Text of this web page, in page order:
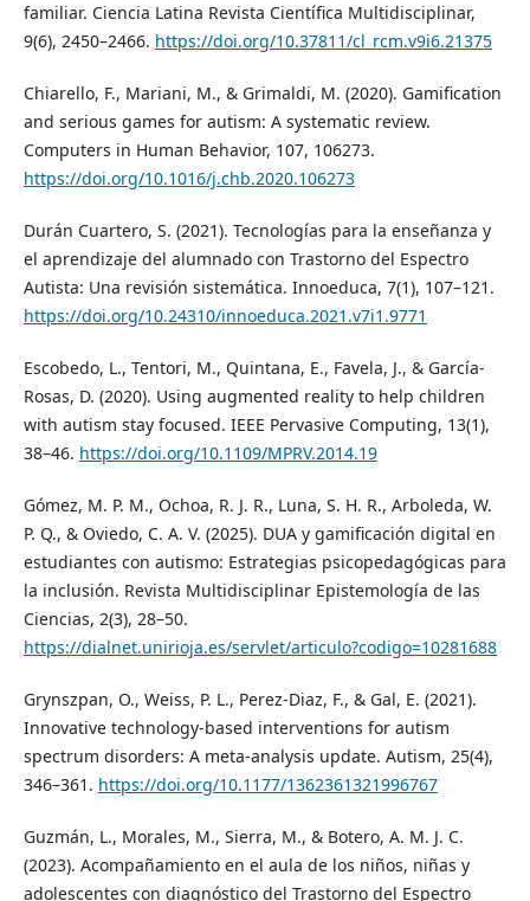
familiar. Ciencia Latina Revista Científica Multidisciplinar,
9(6), 2450–2466. https://doi.org/10.37811/cl_rcm.v9i6.21375
Chiarello, F., Mariani, M., & Grimaldi, M. (2020). Gamification
and serious games for autism: A systematic review.
Computers in Human Behavior, 107, 106273.
https://doi.org/10.1016/j.chb.2020.106273
Durán Cuartero, S. (2021). Tecnologías para la enseñanza y
el aprendizaje del alumnado con Trastorno del Espectro
Autista: Una revisión sistemática. Innoeduca, 7(1), 107–121.
https://doi.org/10.24310/innoeduca.2021.v7i1.9771
Escobedo, L., Tentori, M., Quintana, E., Favela, J., & García-
Rosas, D. (2020). Using augmented reality to help children
with autism stay focused. IEEE Pervasive Computing, 13(1),
38–46. https://doi.org/10.1109/MPRV.2014.19
Gómez, M. P. M., Ochoa, R. J. R., Luna, S. H. R., Arboleda, W.
P. Q., & Oviedo, C. A. V. (2025). DUA y gamificación digital en
estudiantes con autismo: Estrategias psicopedagógicas para
la inclusión. Revista Multidisciplinar Epistemología de las
Ciencias, 2(3), 28–50.
https://dialnet.unirioja.es/servlet/articulo?codigo=10281688
Grynszpan, O., Weiss, P. L., Perez-Diaz, F., & Gal, E. (2021).
Innovative technology-based interventions for autism
spectrum disorders: A meta-analysis update. Autism, 25(4),
346–361. https://doi.org/10.1177/1362361321996767
Guzmán, L., Morales, M., Sierra, M., & Botero, A. M. J. C.
(2023). Acompañamiento en el aula de los niños, niñas y
adolescentes con diagnóstico del Trastorno del Espectro